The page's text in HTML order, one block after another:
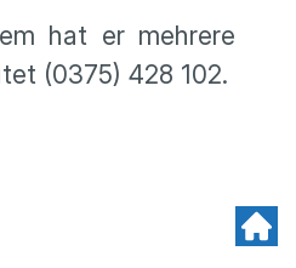
hat er mehrere
(0375) 428 102.